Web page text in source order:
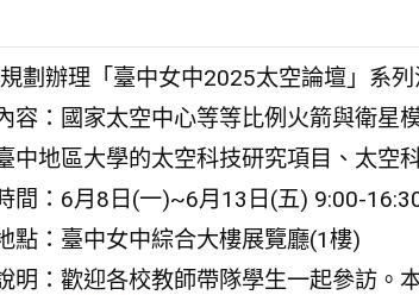
劃辦理「臺中女中2025太空論壇」系
容：國家太空中心等等比例火箭與衛星
中地區大學的太空科技研究項目、太空
間：6月8日(一)~6月13日(五) 9:00-
點：臺中女中綜合大樓展覽廳(1樓)
明：歡迎各校教師帶隊學生一起參訪。